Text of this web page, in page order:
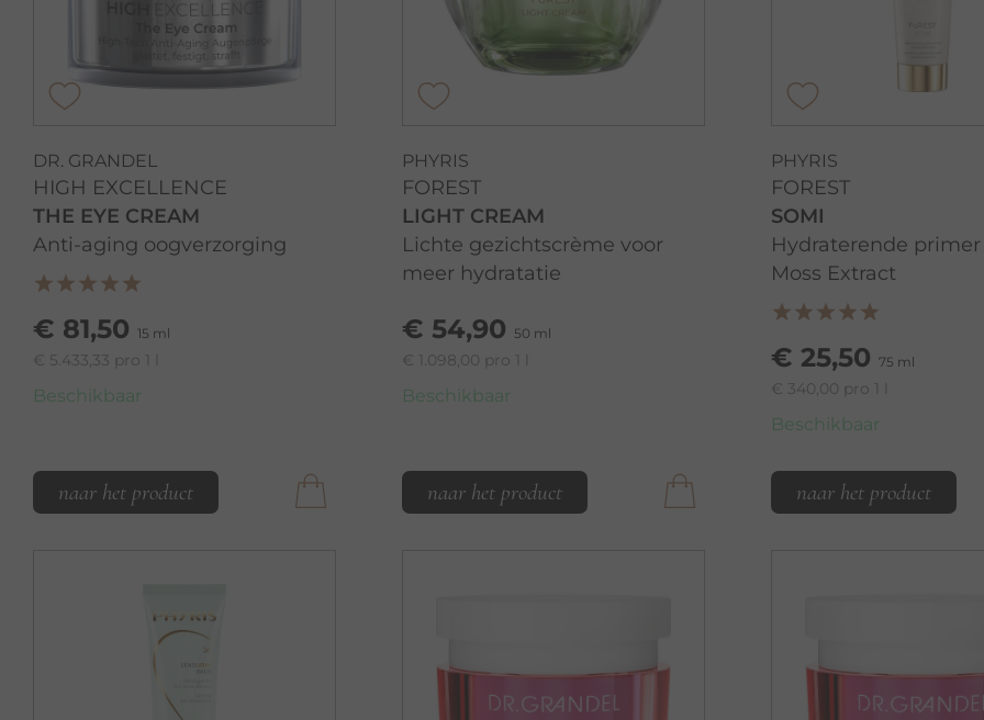
DR. GRANDEL
HIGH EXCELLENCE
THE EYE CREAM
Anti-aging oogverzorging
€ 81,50 15 ml
€ 5.433,33 pro 1 l
Beschikbaar
naar het product
PHYRIS
FOREST
LIGHT CREAM
Lichte gezichtscrème voor
meer hydratatie
€ 54,90 50 ml
€ 1.098,00 pro 1 l
Beschikbaar
naar het product
PHYRIS
FOREST
SOMI
Hydraterende
Moss Extract
€ 25,50 75 ml
€ 340,00 pro 1 l
Beschikbaar
naar het product